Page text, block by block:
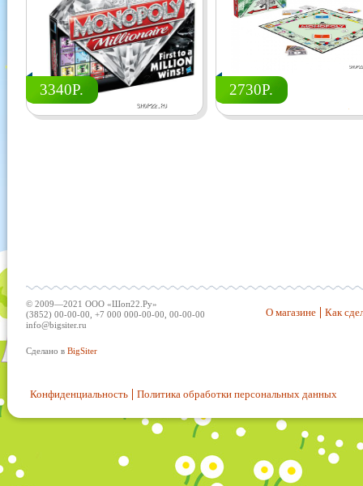
3340Р. 2730Р.
© 2009—2021 ООО «Шоп22.Ру»
(3852) 00-00-00, +7 000 000-00-00, 00-00-00
info@bigsiter.ru
Сделано в BigSiter
О магазине Как
Конфиденциальность Политика обработки персональных данных